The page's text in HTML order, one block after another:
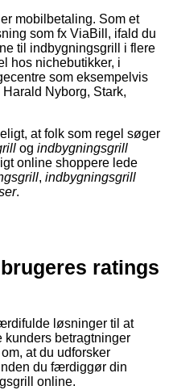
mobilbetaling. Som et
som fx ViaBill, ifald du
til indbygningsgrill i flere
hos nichebutikker, i
som eksempelvis
Nyborg, Stark,
at folk som regel søger
og indbygningsgrill
online shoppere lede
, indbygningsgrill
.
ratings
løsninger til at
betragtninger
at du udforsker
du færdiggør din
online.